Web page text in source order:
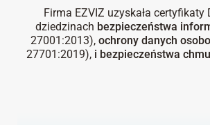
Firma EZVIZ uzyskała certyfikaty
dziedzinach bezpieczeństwa
27001:2013), ochrony danych
27701:2019), i bezpieczeństwa